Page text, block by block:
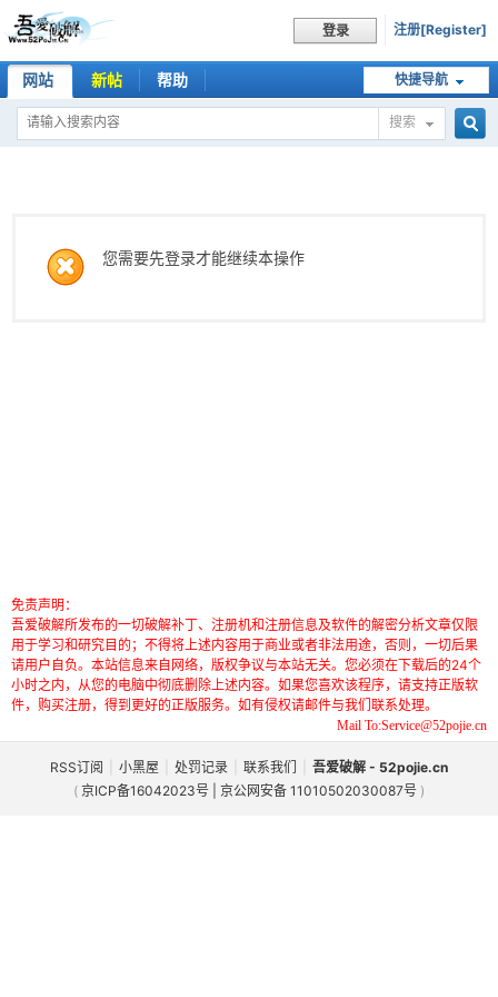
登录 注册[Register]
快捷导航
网站 新帖 帮助
搜索
您需要先登录才能继续本操作
免责声明：
吾爱破解所发布的一切破解补丁、注册机和注册信息及软件的解密分析文章仅限
用于学习和研究目的；不得将上述内容用于商业或者非法用途，否则，一切后果
请用户自负。本站信息来自网络，版权争议与本站无关。您必须在下载后的24个
小时之内，从您的电脑中彻底删除上述内容。如果您喜欢该程序，请支持正版软
件，购买注册，得到更好的正版服务。如有侵权请邮件与我们联系处理。
Mail To:Service@52pojie.cn
RSS订阅 小黑屋 处罚记录 联系我们
吾爱破解 - 52pojie.cn
( 京ICP备16042023号 | 京公网安备 11010502030087号 )